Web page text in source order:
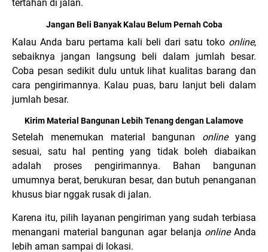
tertahan di jalan.
Jangan Beli Banyak Kalau Belum Pernah Coba
Kalau Anda baru pertama kali beli dari satu toko online,
sebaiknya jangan langsung beli dalam jumlah besar.
Coba pesan sedikit dulu untuk lihat kualitas barang dan
cara pengirimannya. Kalau puas, baru lanjut beli dalam
jumlah besar.
Kirim Material Bangunan Lebih Tenang dengan Lalamove
Setelah menemukan material bangunan onlineyang
sesuai, satu hal penting yang tidak boleh diabaikan
adalah proses pengirimannya. Bahan bangunan
umumnya berat, berukuran besar, dan butuh penanganan
khusus biar nggak rusak di jalan.
Karena itu, pilih layanan pengiriman yang sudah terbiasa
menangani material bangunan agar belanja onlineAnda
lebih aman sampai di lokasi.